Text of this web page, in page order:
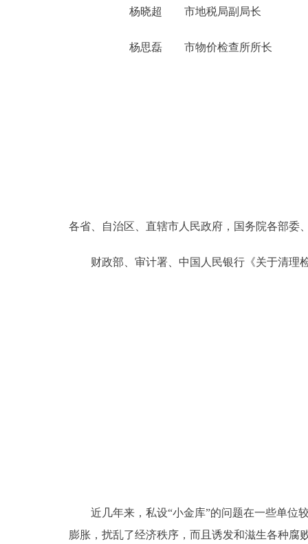
杨晓超 市地税局副局长
杨思磊 市物价检查所所长
各省、自治区、直辖市人民政府，国务院各部委
财政部、审计署、中国人民银行《关于清理检
近几年来，私设“小金库”的问题在一些单位较
膨胀，扰乱了经济秩序，而且诱发和滋生各种